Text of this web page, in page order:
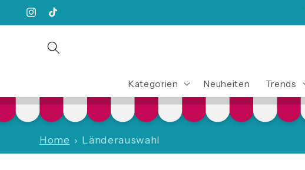
zum
Inhalt
Instagram
TikTok
Kategorien Neuheiten Trends
Home Länderauswahl